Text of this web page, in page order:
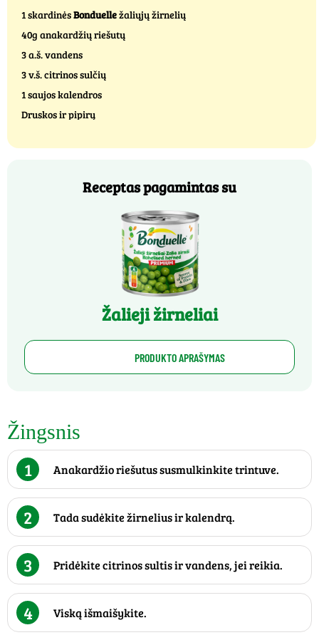
1 skardinėsBonduelležaliųjų žirnelių
40g anakardžių riešutų
3 a.š. vandens
3 v.š. citrinos sulčių
1 saujos kalendros
Druskos ir pipirų
Receptas pagamintas su
Žalieji žirneliai
PRODUKTO APRAŠYMAS
Žingsnis
1
Anakardžio riešutus susmulkinkite trintuve.
2 Tada sudėkite žirnelius ir kalendrą.
3 Pridėkite citrinos sultis ir vandens, jei reikia.
4 Viską išmaišykite.